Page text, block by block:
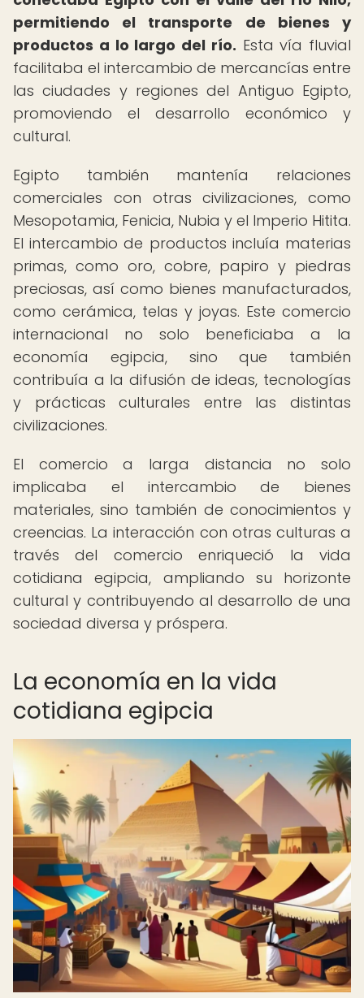
permitiendo el transporte de bienes y
productos a lo largo del río. Esta vía fluvial
facilitaba el intercambio de mercancías entre
las ciudades y regiones del Antiguo Egipto,
promoviendo el desarrollo económico y
cultural.
Egipto también mantenía relaciones
comerciales con otras civilizaciones, como
Mesopotamia, Fenicia, Nubia y el Imperio Hitita.
El intercambio de productos incluía materias
primas, como oro, cobre, papiro y piedras
preciosas, así como bienes manufacturados,
como cerámica, telas y joyas. Este comercio
internacional no solo beneficiaba a la
economía egipcia, sino que también
contribuía a la difusión de ideas, tecnologías
y prácticas culturales entre las distintas
civilizaciones.
El comercio a larga distancia no solo
implicaba el intercambio de bienes
materiales, sino también de conocimientos y
creencias. La interacción con otras culturas a
través del comercio enriqueció la vida
cotidiana egipcia, ampliando su horizonte
cultural y contribuyendo al desarrollo de una
sociedad diversa y próspera.
La economía en la vida
cotidiana egipcia